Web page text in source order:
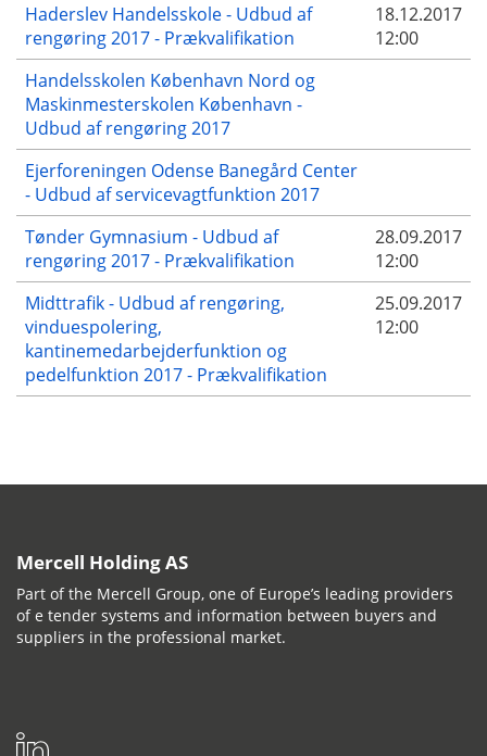
Haderslev Handelsskole - Udbud af
rengøring 2017 - Prækvalifikation
18.12.2017
12:00
Handelsskolen København Nord og
Maskinmesterskolen København -
Udbud af rengøring 2017
Ejerforeningen Odense Banegård Center
- Udbud af servicevagtfunktion 2017
Tønder Gymnasium - Udbud af
rengøring 2017 - Prækvalifikation
28.09.2017
12:00
Midttrafik - Udbud af rengøring,
vinduespolering,
kantinemedarbejderfunktion og
pedelfunktion 2017 - Prækvalifikation
25.09.2017
12:00
Mercell Holding AS
Part of the Mercell Group, one of Europe’s leading providers
of e tender systems and information between buyers and
suppliers in the professional market.